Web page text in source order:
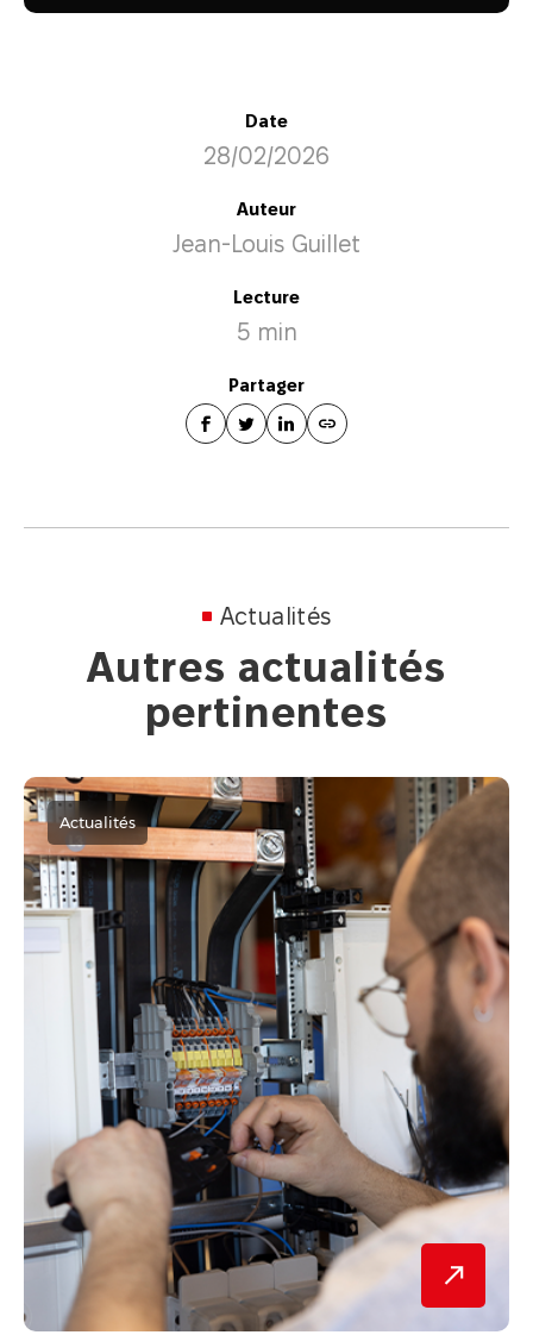
Date
28/02/2026
Auteur
Jean-Louis Guillet
Lecture
5 min
Partager
Actualités
Autres actualités
pertinentes
Actualités